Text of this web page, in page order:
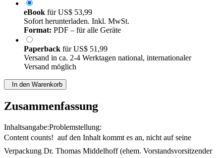
eBook fürUS$ 53,99
Sofort herunterladen. Inkl. MwSt.
Format: PDF – für alle Geräte
Paperback fürUS$ 51,99
Versand in ca. 2-4 Werktagen national, internationaler
Versand möglich
In den Warenkorb
Zusammenfassung
Inhaltsangabe:Problemstellung:
Content counts!  auf den Inhalt kommt es an, nicht auf seine
Verpackung Dr. Thomas Middelhoff (ehem. Vorstandsvorsitzender